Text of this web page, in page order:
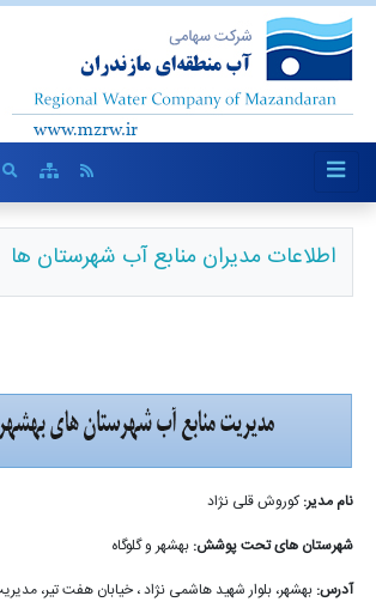
اطلاعات مدیران منابع آب شهرستان ها
نام مدیر:کوروش قلی نژاد
شهرستان های تحت پوشش: بهشهر و گلوگاه
آدرس: بهشهر، بلوار شهید هاشمی نژاد ، خیابان هفت تیر،